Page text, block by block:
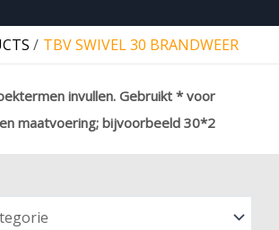
TBV SWIVEL 30 BRANDWEER
invullen. Gebruikt * voor
maatvoering; bijvoorbeeld 30*2